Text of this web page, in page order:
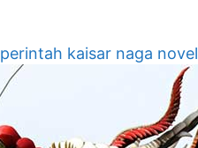
perintah kaisar naga novel